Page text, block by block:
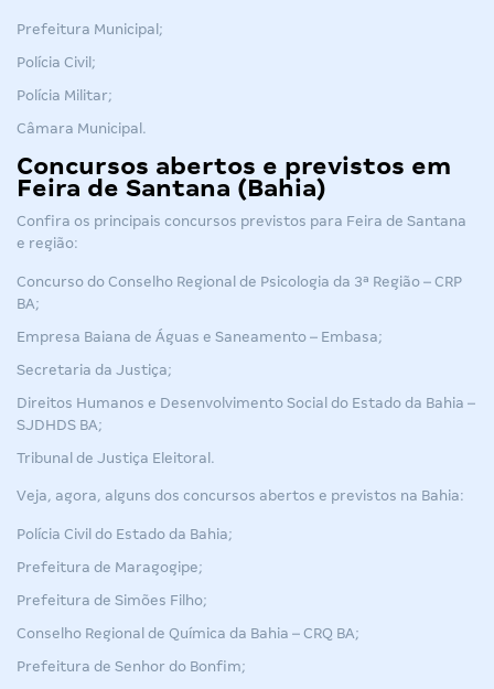
Prefeitura Municipal;
Polícia Civil;
Polícia Militar;
Câmara Municipal.
Concursos abertos e previstos em
Feira de Santana (Bahia)
Confira os principais concursos previstos para Feira de Santana
e região:
Concurso do Conselho Regional de Psicologia da 3ª Região – CRP
BA;
Empresa Baiana de Águas e Saneamento – Embasa;
Secretaria da Justiça;
Direitos Humanos e Desenvolvimento Social do Estado da Bahia –
SJDHDS BA;
Tribunal de Justiça Eleitoral.
Veja, agora, alguns dos concursos abertos e previstos na Bahia:
Polícia Civil do Estado da Bahia;
Prefeitura de Maragogipe;
Prefeitura de Simões Filho;
Conselho Regional de Química da Bahia – CRQ BA;
Prefeitura de Senhor do Bonfim;